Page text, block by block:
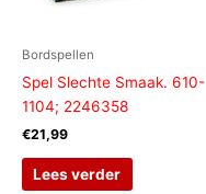
Bordspellen
Spel Slechte Smaak. 610-
1104; 2246358
€21,99
Lees verder